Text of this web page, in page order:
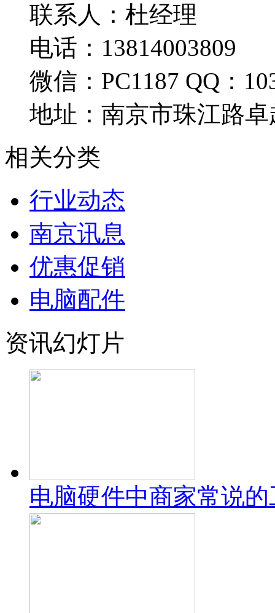
联系人：杜经理
电话：13814003809
微信：PC1187 QQ：
地址：南京市珠江路
相关分类
行业动态
南京讯息
优惠促销
电脑配件
资讯幻灯片
电脑硬件中商家常说